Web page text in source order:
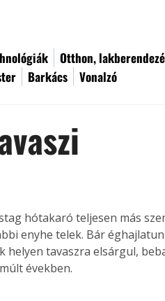
Otthon,
Barkács Vonalzó
hótakaró teljesen más
enyhe telek. Bár
helyen tavaszra elsárgul,
években.